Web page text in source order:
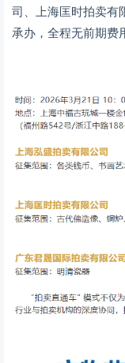
司、上海匡时拍卖有
承办，全程无前期费